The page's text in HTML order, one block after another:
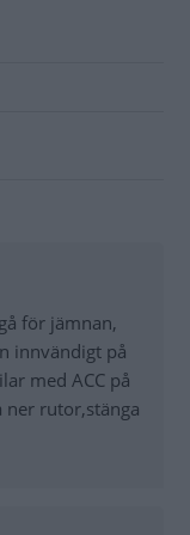
för jämnan,
innvändigt på
med ACC på
ner rutor,stänga